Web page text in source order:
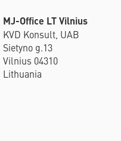
MJ-Office LT Vilnius
KVD Konsult, UAB
Sietyno g.13
Vilnius 04310
Lithuania